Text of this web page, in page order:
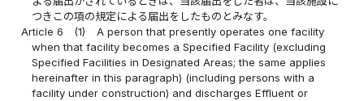
つきこの項の規定による届出をしたものとみなす。
Article 6
(1)
A person that presently operates one facility
when that facility becomes a Specified Facility (excluding
Specified Facilities in Designated Areas; the same applies
hereinafter in this paragraph) (including persons with a
facility under construction) and discharges Effluent or